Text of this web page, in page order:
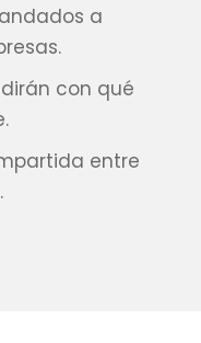
a
con qué
entre